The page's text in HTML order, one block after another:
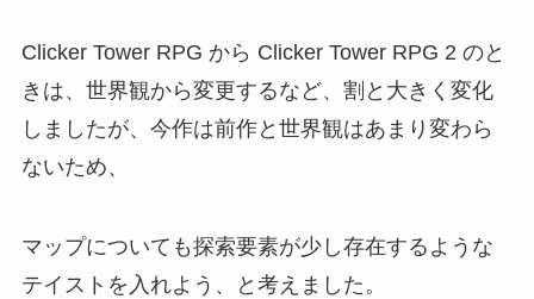
Clicker Tower RPG から Clicker Tower RPG 2 のと
きは、世界観から変更するなど、割と大きく変化
しましたが、今作は前作と世界観はあまり変わら
ないため、
マップについても探索要素が少し存在するような
テイストを入れよう、と考えました。